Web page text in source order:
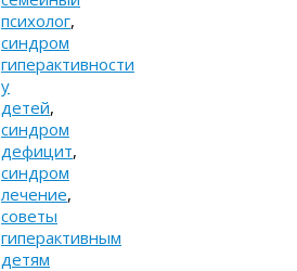
психолог,
синдром
гиперактивности
у
детей,
синдром
дефицит,
синдром
лечение,
советы
гиперактивным
детям